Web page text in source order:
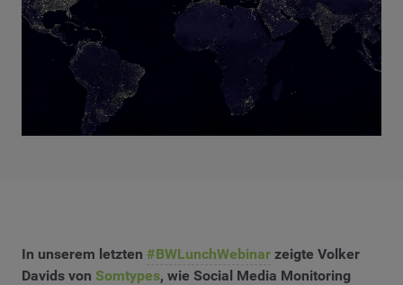
In unserem letzten #BWLunchWebinar zeigte Volker
Davids von Somtypes, wie Social Media Monitoring